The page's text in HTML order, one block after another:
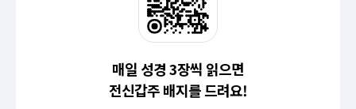
매일 성경 3장씩 읽으면
전신갑주 배지를 드려요!